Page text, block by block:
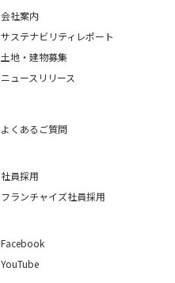
会社案内
サステナビリティレポート
土地・建物募集
ニュースリリース
よくあるご質問
社員採用
フランチャイズ社員採用
Facebook
YouTube